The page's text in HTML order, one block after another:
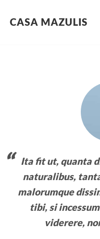
CASA MAZULIS
Ita fit ut, quanta
naturalibus,
malorumque
tibi, si
viderere,